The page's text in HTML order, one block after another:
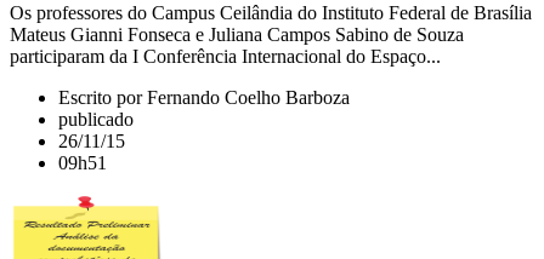
Os professores do Campus Ceilândia do Instituto Federal de Brasília
Mateus Gianni Fonseca e Juliana Campos Sabino de Souza
participaram da I Conferência Internacional do Espaço...
Escrito por Fernando Coelho Barboza
publicado
26/11/15
09h51